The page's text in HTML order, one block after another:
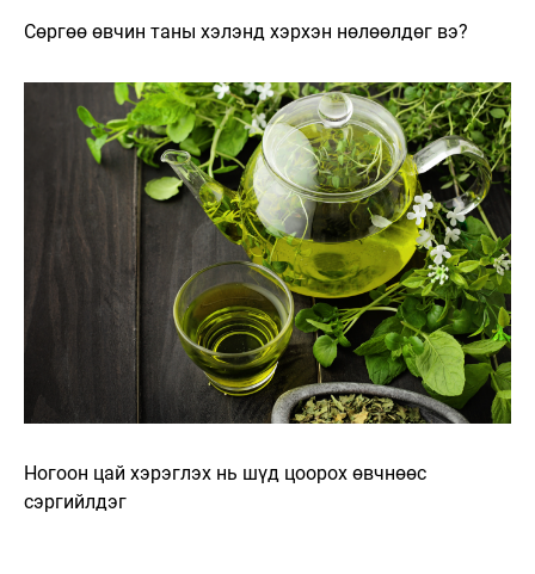
Сөргөө өвчин таны хэлэнд хэрхэн нөлөөлдөг вэ?
Ногоон цай хэрэглэх нь шүд цоорох өвчнөөс
сэргийлдэг